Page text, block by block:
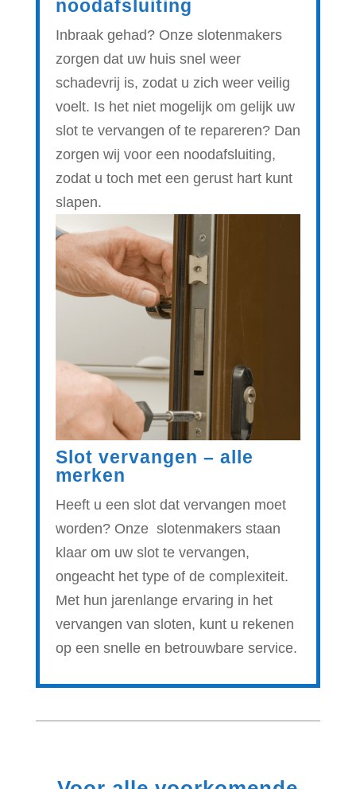
noodafsluiting
Inbraak gehad? Onze slotenmakers
zorgen dat uw huis snel weer
schadevrij is, zodat u zich weer veilig
voelt. Is het niet mogelijk om gelijk uw
slot te vervangen of te repareren? Dan
zorgen wij voor een noodafsluiting,
zodat u toch met een gerust hart kunt
slapen.
Slot vervangen – alle
merken
Heeft u een slot dat vervangen moet
worden? Onze slotenmakers staan
klaar om uw slot te vervangen,
ongeacht het type of de complexiteit.
Met hun jarenlange ervaring in het
vervangen van sloten, kunt u rekenen
op een snelle en betrouwbare service.